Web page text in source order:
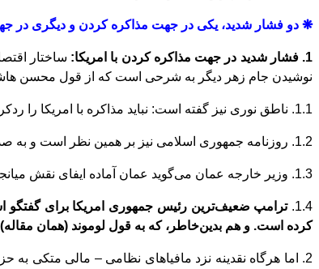
❋ دو فشار شدید، یکی در جهت مذاکره کردن و دیگری در
1. فشار شدید در جهت مذاکره کردن با امریکا: ساختار اقتصاد
نوشیدن جام زهر دیگر به شرحی است که از قول محسن
1.1. ناطق نوری نیز گفته است: نباید مذاکره با امریکا را
1.2. روزنامه جمهوری اسلامی نیز بر همین نظر است و به صدا و سیما اعتراض می
1.3. وزیر خارجه عمان می گوید عمان آماده ایفای نقش
1.4. ترامپ ضعیفترین رئیس جمهوری امریکا برای
کرده است. و هم بدینخاطر، که به قول لوموند (همان مقاله)
2. اما هرگاه نقدینه نزد مافیاهای نظامی – مالی متکی